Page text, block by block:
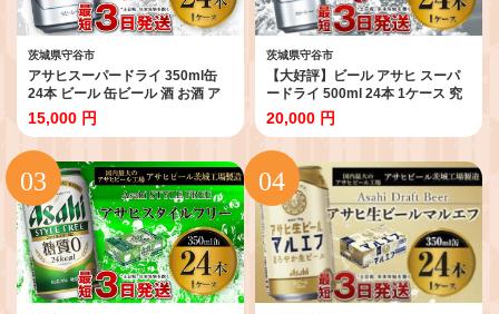
茨城県守谷市
アサヒスーパードライ 350ml缶
24本 ビール 缶ビール 酒 お酒 ア
ルコール 辛口
15,000 円
茨城県守谷市
【大好評】ビール アサヒ スーパ
ードライ 500ml 24本 1ケース 究
極の辛口
20,000 円